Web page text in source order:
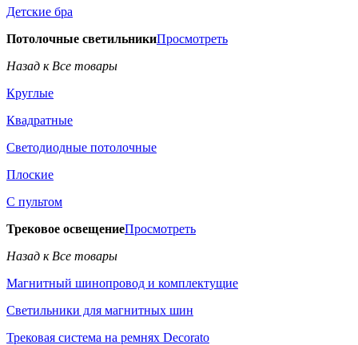
Детские бра
Потолочные светильникиПросмотреть
Назад к Все товары
Круглые
Квадратные
Светодиодные потолочные
Плоские
С пультом
Трековое освещениеПросмотреть
Назад к Все товары
Магнитный шинопровод и комплектущие
Светильники для магнитных шин
Трековая система на ремнях Decorato